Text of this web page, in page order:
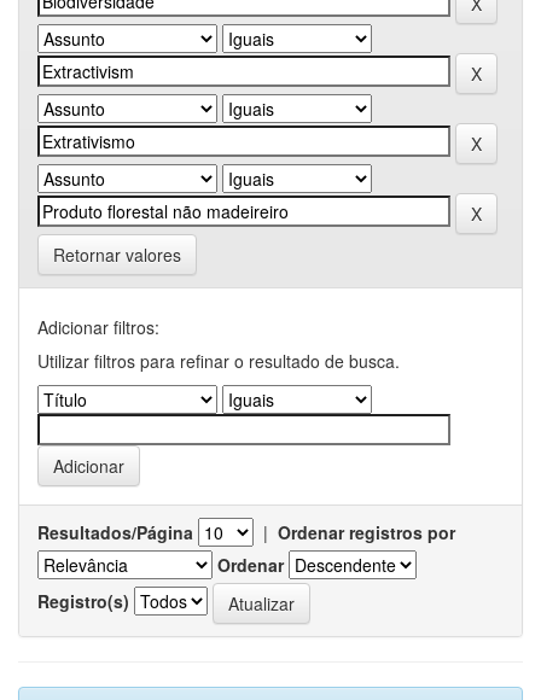
Retornar valores
Adicionar filtros:
Utilizar filtros para refinar o resultado de busca.
Resultados/Página | Ordenar registros por
Ordenar
Registro(s)